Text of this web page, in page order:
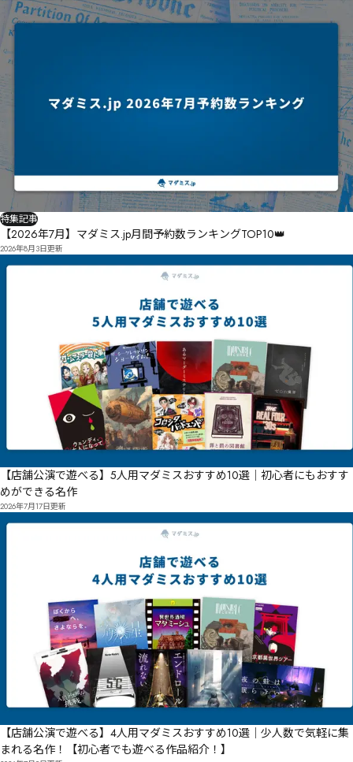
特集記事
【2026年7月】マダミス.jp月間予約数ランキングTOP10👑
2026年8月3日更新
【店舗公演で遊べる】5人用マダミスおすすめ10選｜初心者にもおすす
めができる名作
2026年7月17日更新
【店舗公演で遊べる】4人用マダミスおすすめ10選｜少人数で気軽に集
まれる名作！【初心者でも遊べる作品紹介！】